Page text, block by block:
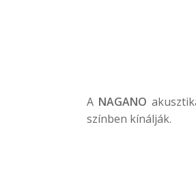
A NAGANO
színben kínálják.